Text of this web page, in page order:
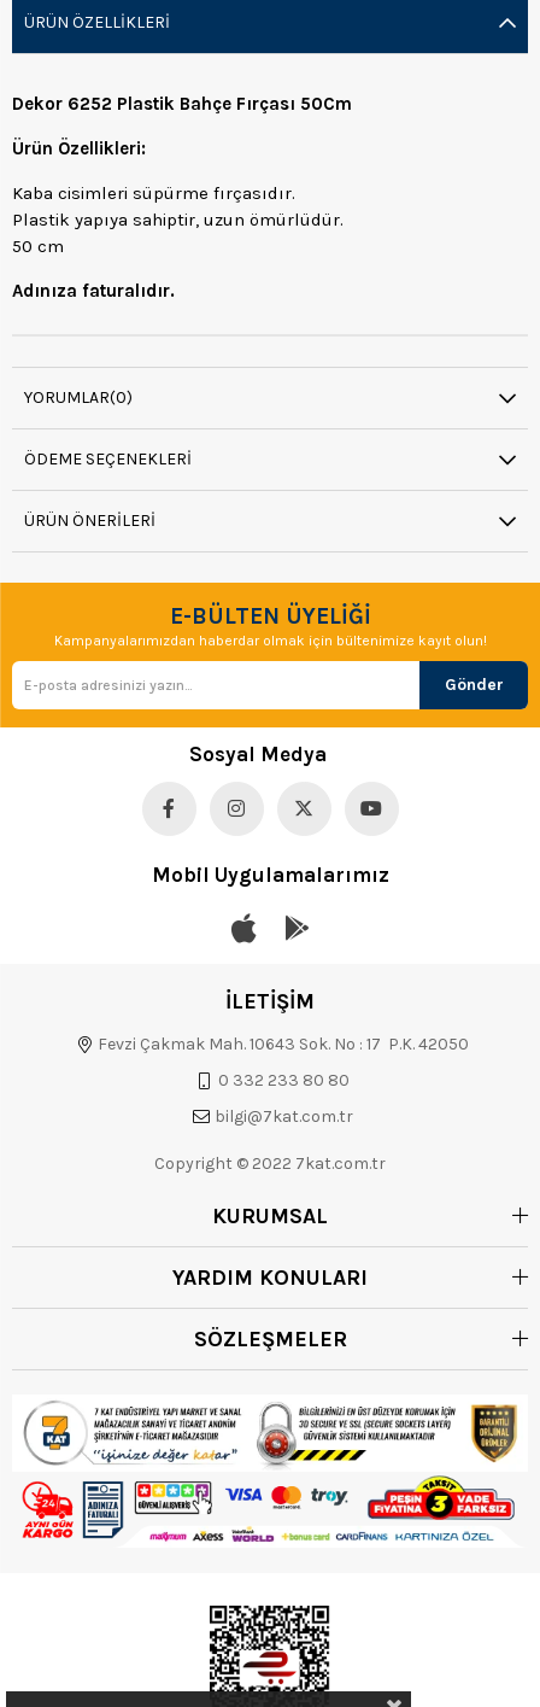
ÜRÜN ÖZELLIKLERI
Dekor 6252 Plastik Bahçe Fırçası 50Cm
Ürün Özellikleri:
Kaba cisimleri süpürme fırçasıdır.
Plastik yapıya sahiptir, uzun ömürlüdür.
50 cm
Adınıza faturalıdır.
YORUMLAR(0)
ÖDEME SEÇENEKLERI
ÜRÜN ÖNERILERI
E-BÜLTEN ÜYELİĞİ
Kampanyalarımızdan haberdar olmak için bültenimize kayıt olun!
Gönder
Sosyal Medya
Mobil Uygulamalarımız
İLETİŞİM
Fevzi Çakmak Mah. 10643 Sok. No : 17 P.K. 42050
0 332 233 80 80
bilgi@7kat.com.tr
Copyright © 2022 7kat.com.tr
KURUMSAL
YARDIM KONULARI
SÖZLEŞMELER